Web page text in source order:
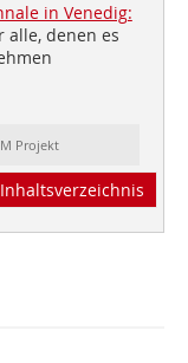
in Venedig:
denen es
Projekt
Inhaltsverzeichnis